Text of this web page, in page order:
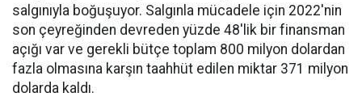
salgınıyla boğuşuyor. Salgınla mücadele için 2022'nin
son çeyreğinden devreden yüzde 48'lik bir finansman
açığı var ve gerekli bütçe toplam 800 milyon dolardan
fazla olmasına karşın taahhüt edilen miktar 371 milyon
dolarda kaldı.